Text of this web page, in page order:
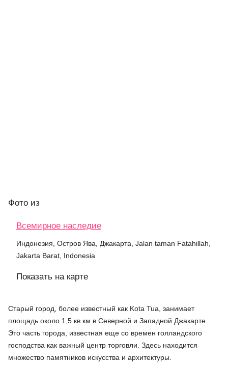
Фото из
Всемирное наследие
Индонезия, Остров Ява, Джакарта, Jalan taman Fatahillah,
Jakarta Barat, Indonesia
Показать на карте
Старый город, более известный как Kota Tua, занимает
площадь около 1,5 кв.км в Северной и Западной Джакарте.
Это часть города, известная еще со времен голландского
господства как важный центр торговли. Здесь находится
множество памятников искусства и архитектуры.